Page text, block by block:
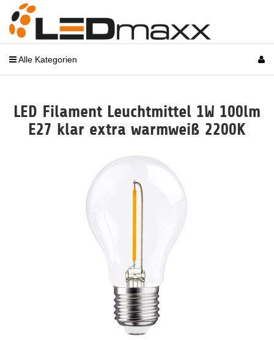
Alle Kategorien
LED Filament Leuchtmittel 1W 100lm
E27 klar extra warmweiß 2200K